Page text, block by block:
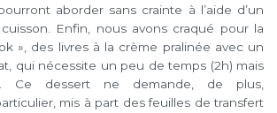
aborder sans crainte à l’aide d’un
Enfin, nous avons craqué pour la
», des livres à la crème pralinée avec un
qui nécessite un peu de temps (2h) mais
Ce dessert ne demande, de plus,
mis à part des feuilles de transfert